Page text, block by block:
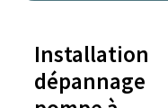
Installation
dépannage